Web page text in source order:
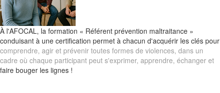
À l'AFOCAL, la formation « Référent prévention maltraitance »
conduisant à une certification permet à chacun d'acquérir les clés pour
comprendre, agir et prévenir toutes formes de violences, dans un
cadre où chaque participant peut s'exprimer, apprendre, échanger et
faire bouger les lignes !